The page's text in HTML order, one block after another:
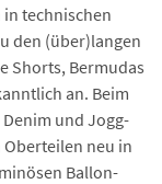
in technischen
den (über)langen
Shorts, Bermudas
an. Beim
und Jogg-
neu in
Ballon-